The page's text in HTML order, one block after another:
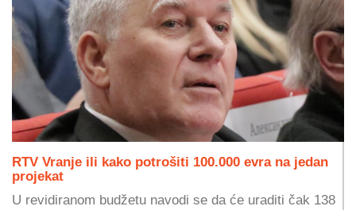
RTV Vranje ili kako potrošiti 100.000 evra na jedan
projekat
U revidiranom budžetu navodi se da će uraditi čak 138